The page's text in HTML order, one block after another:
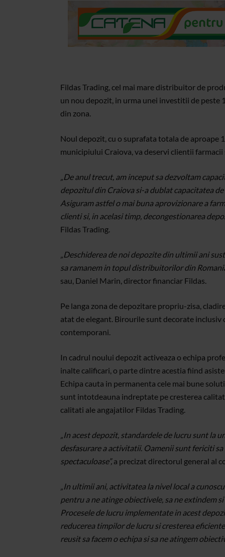
Fildas Trading, cel mai mare distribuitor de
un nou depozit, in urma unei investitii de
din zona.
Noul depozit, cu o suprafata totala de aproape
municipiului Craiova, va deservi clientii
„De anul trecut, am inceput sa dezvoltam
depozitul din Craiova si-a dublat capacitatea
Asiguram astfel o mai buna aprovizionare a
clienti si, in acelasi timp, decongestionarea
Fildas Trading.
„Deschiderea de noi depozite din ultimii ani
sa ramanem in topul distribuitorilor din
sau, Daniel Marin, director financiar Fildas.
Pe langa zona de depozitare propriu-zisa,
atat de elegant. Birourile sunt decorate
contemporani.
In cadrul noului depozit activeaza o echipa
inalte calificari, o parte dintre acestia fiind
Echipa cauta in permanenta cele mai bune
sunt intotdeauna indreptate pe cresterea
calitati ale angajatilor Fildas Trading.
„In acest depozit, standardele de lucru sunt
desfasurare a activitatii. Oamenii sunt fericiti
spectaculoase”,a precizat directorul general al
„In ultimii ani, activitatea la nivel local a
pentru a ne atinge obiectivele, sa ne extindem
Procesele de lucru implementate in acest
reducerea timpilor de lucru si cresterea
reusit sa facem o echipa si sa ne atingem